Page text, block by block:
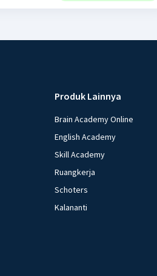
Produk Lainnya
Brain Academy Online
English Academy
Skill Academy
Ruangkerja
Schoters
Kalananti